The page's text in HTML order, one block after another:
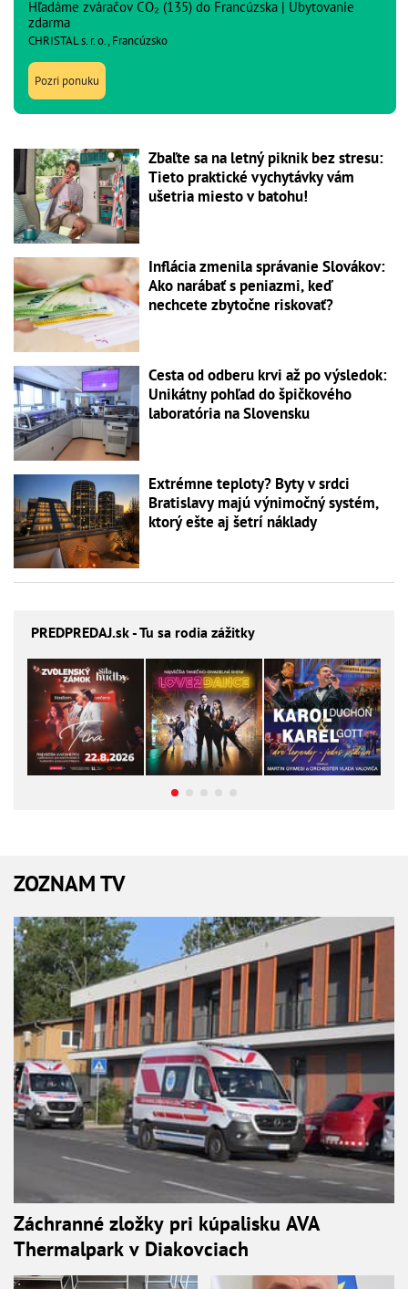
Hľadáme zváračov CO₂ (135) do Francúzska | Ubytovanie
zdarma
CHRISTAL s. r. o., Francúzsko
Pozri ponuku
Zbaľte sa na letný piknik bez stresu:
Tieto praktické vychytávky vám
ušetria miesto v batohu!
Inflácia zmenila správanie Slovákov:
Ako narábať s peniazmi, keď
nechcete zbytočne riskovať?
Cesta od odberu krvi až po výsledok:
Unikátny pohľad do špičkového
laboratória na Slovensku
Extrémne teploty? Byty v srdci
Bratislavy majú výnimočný systém,
ktorý ešte aj šetrí náklady
PREDPREDAJ.sk - Tu sa rodia zážitky
ZOZNAM TV
Záchranné zložky pri kúpalisku AVA
Thermalpark v Diakovciach